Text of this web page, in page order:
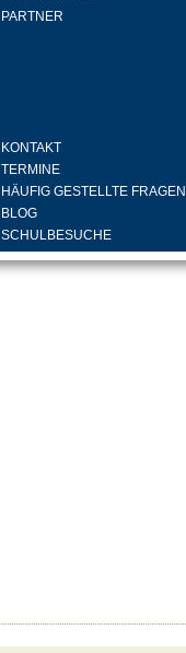
PARTNER
KONTAKT
TERMINE
HÄUFIG GESTELLTE FRAGEN
BLOG
SCHULBESUCHE